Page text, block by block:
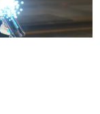
魅力を画面や操作の
派で骨太な評論連載